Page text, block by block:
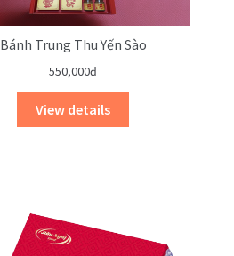
Bánh Trung Thu Yến Sào
550,000đ
View details